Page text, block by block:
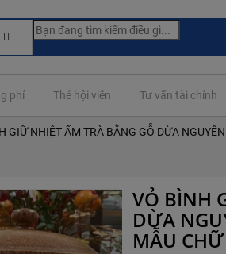
phí Thẻ hội viên Tư vấn tài chính
GIỮ NHIỆT ẤM TRÀ BẰNG GỖ DỪA
VỎ BÌNH
DỪA
MẪU